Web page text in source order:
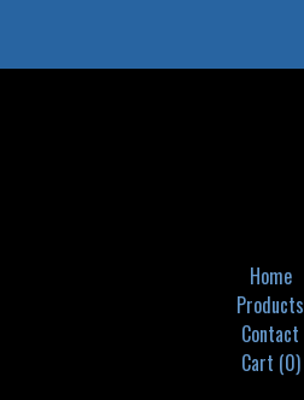
Home
Products
Contact
Cart (0)